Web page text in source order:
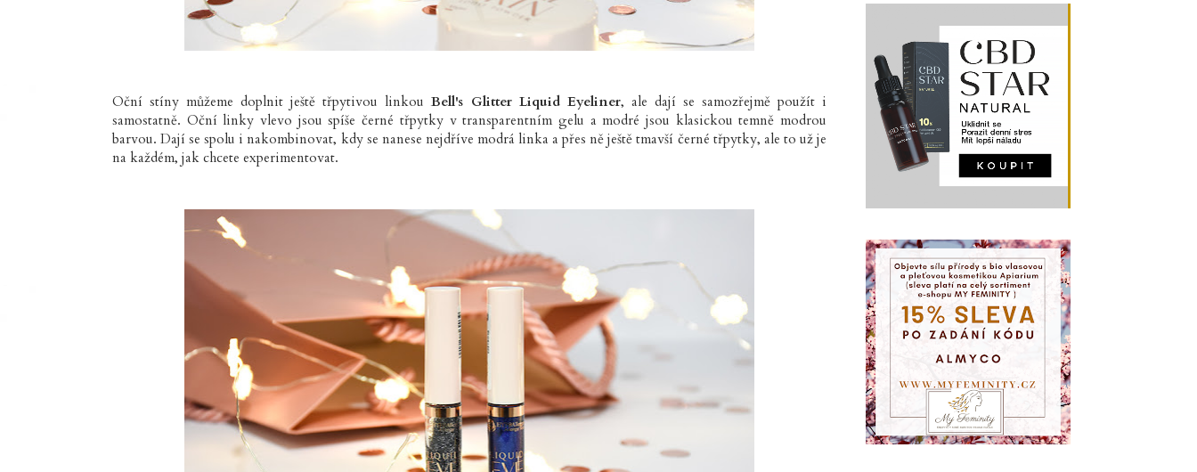
Oční stíny můžeme doplnit ještě třpytivou linkouBell's Glitter Liquid Eyeliner, ale dají se samozřejmě použít i
samostatně. Oční linky vlevo jsou spíše černé třpytky v transparentním gelu a modré jsou klasickou temně modrou
barvou. Dají se spolu i nakombinovat, kdy se nanese nejdříve modrá linka a přes ně ještě tmavší černé třpytky, ale to už je
na každém, jak chcete experimentovat.